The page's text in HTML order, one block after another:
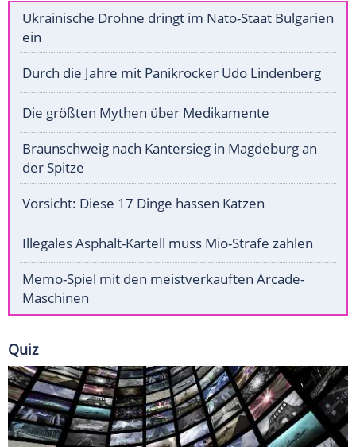
Ukrainische Drohne dringt im Nato-Staat Bulgarien
ein
Durch die Jahre mit Panikrocker Udo Lindenberg
Die größten Mythen über Medikamente
Braunschweig nach Kantersieg in Magdeburg an
der Spitze
Vorsicht: Diese 17 Dinge hassen Katzen
Illegales Asphalt-Kartell muss Mio-Strafe zahlen
Memo-Spiel mit den meistverkauften Arcade-
Maschinen
Quiz